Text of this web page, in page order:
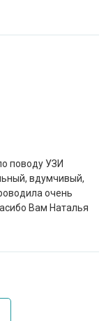
поводу УЗИ
вдумчивый,
очень
Вам Наталья